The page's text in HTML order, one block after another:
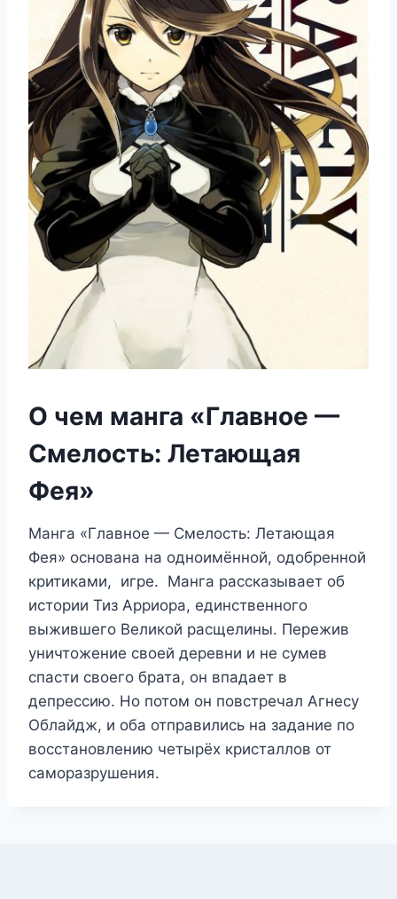
О чем манга «Главное —
Смелость: Летающая
Фея»
Манга «Главное — Смелость: Летающая
Фея» основана на одноимённой, одобренной
критиками, игре. Манга рассказывает об
истории Тиз Арриора, единственного
выжившего Великой расщелины. Пережив
уничтожение своей деревни и не сумев
спасти своего брата, он впадает в
депрессию. Но потом он повстречал Агнесу
Облайдж, и оба отправились на задание по
восстановлению четырёх кристаллов от
саморазрушения.